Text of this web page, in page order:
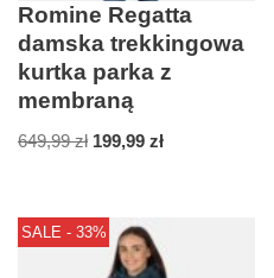
Romine Regatta
damska trekkingowa
kurtka parka z
membraną
649,99zł 199,99 zł
SALE - 33%